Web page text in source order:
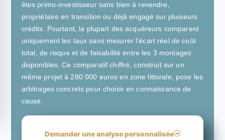
êtes primo-investisseur sans bien à revendre,
propriétaire en transition ou déjà engagé sur plusieurs
crédits. Pourtant, la plupart des acquéreurs comparent
uniquement les taux sans mesurer l’écart réel de coût
total, de risque et de faisabilité entre les 3 montages
disponibles. Ce comparatif chiffré, construit sur un
même projet à 280 000 euros en zone littorale, pose les
arbitrages concrets pour choisir en connaissance de
cause.
Demander une analyse personnalisée